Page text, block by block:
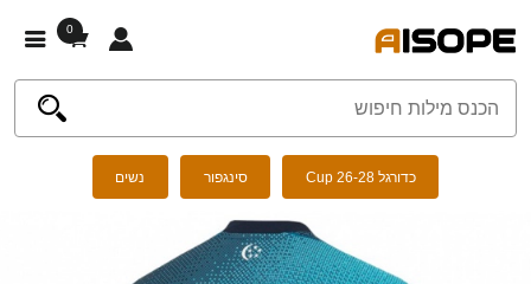
0
כדורגל Cup 26-28 סינגפור נשים